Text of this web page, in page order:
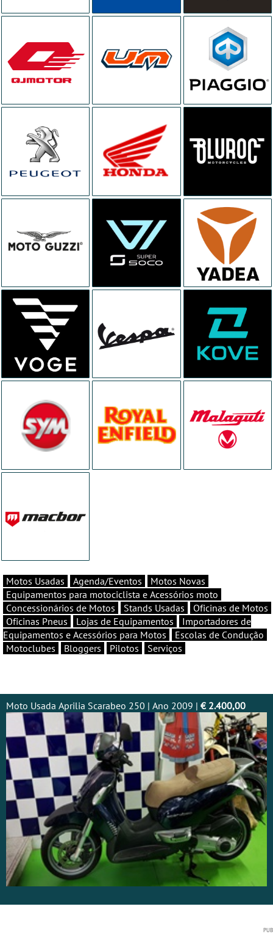
Motos Usadas Agenda/Eventos
Motos Novas
Equipamentos para motociclista e Acessórios moto
Concessionários de Motos
Stands Usadas
Oficinas de Motos
Oficinas Pneus
Lojas de Equipamentos
Importadores de
Equipamentos e Acessórios para Motos
Escolas de Condução
Motoclubes
Bloggers Pilotos Serviços
Moto Usada Aprilia Scarabeo 250 | Ano 2009 | € 2.400,00